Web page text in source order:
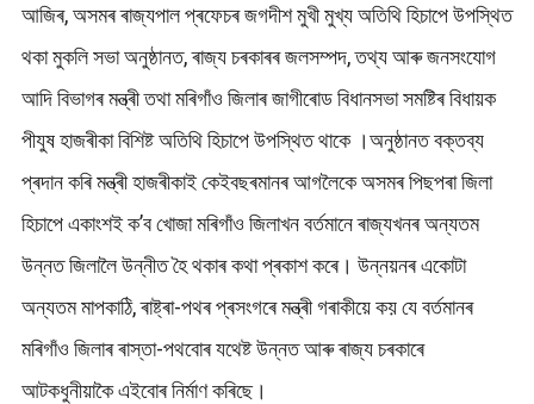
আজিৰ, অসমৰ ৰাজ্যপাল প্ৰফেচৰ জগদীশ মুখী মুখ্য অতিথি হিচাপে উপস্থিত
থকা মুকলি সভা অনুষ্ঠানত, ৰাজ্য চৰকাৰৰ জলসম্পদ, তথ্য আৰু জনসংযোগ
আদি বিভাগৰ মন্ত্ৰী তথা মৰিগাঁও জিলাৰ জাগীৰোড বিধানসভা সমষ্টিৰ বিধায়ক
পীযুষ হাজৰীকা বিশিষ্ট অতিথি হিচাপে উপস্থিত থাকে ।অনুষ্ঠানত বক্তব্য
প্ৰদান কৰি মন্ত্ৰী হাজৰীকাই কেইবছৰমানৰ আগলৈকে অসমৰ পিছপৰা জিলা
হিচাপে একাংশই ক’ব খোজা মৰিগাঁও জিলাখন বৰ্তমানে ৰাজ্যখনৰ অন্যতম
উন্নত জিলালৈ উন্নীত হৈ থকাৰ কথা প্ৰকাশ কৰে। উন্নয়নৰ একোটা
অন্যতম মাপকাঠি, ৰাষ্ট্ৰা-পথৰ প্ৰসংগৰে মন্ত্ৰী গৰাকীয়ে কয় যে বৰ্তমানৰ
মৰিগাঁও জিলাৰ ৰাস্তা-পথবোৰ যথেষ্ট উন্নত আৰু ৰাজ্য চৰকাৰে
আটকধুনীয়াকৈ এইবোৰ নিৰ্মাণ কৰিছে।